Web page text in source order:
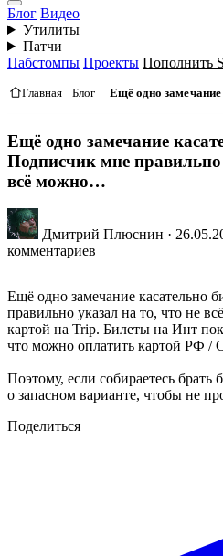
Блог Видео
Утилиты
Патчи
Пабстомпы Проекты Пополнить
Главная Блог Ещё одно замечание
Ещё одно замечание
Подписчик мне правильно
всё можно…
Дмитрий Плюснин ·
комментариев
Ещё одно замечание касательно
правильно указал на то, что не
картой на Trip. Билеты на Инт
что можно оплатить картой РФ /
Поэтому, если собираетесь брать
о запасном варианте, чтобы не
Поделиться